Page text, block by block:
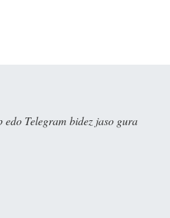
edo Telegram bidez jaso gura